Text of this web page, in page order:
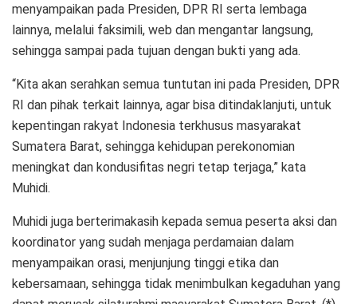
menyampaikan pada Presiden, DPR RI serta lembaga
lainnya, melalui faksimili, web dan mengantar langsung,
sehingga sampai pada tujuan dengan bukti yang ada.
“Kita akan serahkan semua tuntutan ini pada Presiden, DPR
RI dan pihak terkait lainnya, agar bisa ditindaklanjuti, untuk
kepentingan rakyat Indonesia terkhusus masyarakat
Sumatera Barat, sehingga kehidupan perekonomian
meningkat dan kondusifitas negri tetap terjaga,” kata
Muhidi.
Muhidi juga berterimakasih kepada semua peserta aksi dan
koordinator yang sudah menjaga perdamaian dalam
menyampaikan orasi, menjunjung tinggi etika dan
kebersamaan, sehingga tidak menimbulkan kegaduhan yang